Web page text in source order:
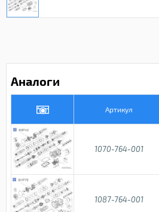
Аналоги
Артикул
1070-764-001
1087-764-001